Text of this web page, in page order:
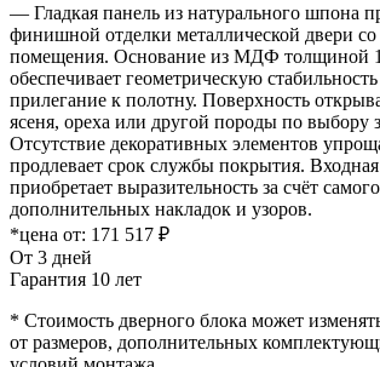
— Гладкая панель из натурального шпона
финишной отделки металлической двери
помещения. Основание из МДФ толщиной
обеспечивает геометрическую
прилегание к полотну. Поверхность
ясеня, ореха или другой породы по выбору
Отсутствие декоративных элементов
продлевает срок службы покрытия.
приобретает выразительность за счёт
дополнительных накладок и узоров.
*цена от: 171 517 ₽
От 3 дней
Гарантия 10 лет
* Стоимость дверного блока может
от размеров, дополнительных